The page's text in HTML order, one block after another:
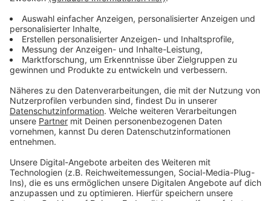
man sich und seine Liebsten umarmen und manchmal
auch loslassen. Nur ein Jahr hat es gedauert, um nach
Michaels Erfolgsalbum "Dreamer" nachzulegen. Im
Hause Schulte sprüht es gerade so vor Kreativität.
eines Kindes zu betrachten. Außerdem spricht er noch
über folgende Dinge: Warum er mit seiner Frau und
seinem Sohn Luis krank geworden ist, welche "Highs"
er in seinem Leben kürzlich noch erfahren hat und
Anzeige